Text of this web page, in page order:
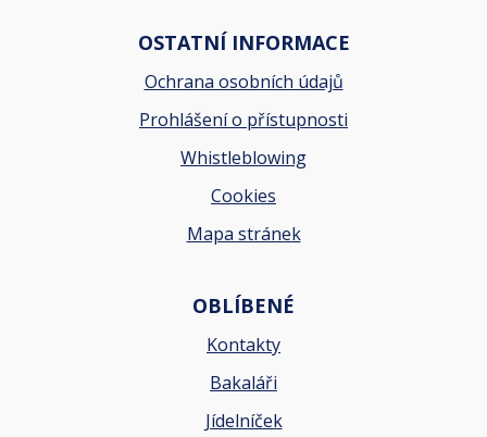
OSTATNÍ INFORMACE
Ochrana osobních údajů
Prohlášení o přístupnosti
Whistleblowing
Cookies
Mapa stránek
OBLÍBENÉ
Kontakty
Bakaláři
Jídelníček